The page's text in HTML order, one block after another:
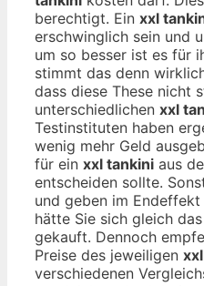
berechtigt. Ein xxl
erschwinglich sein und
um so besser ist es für
stimmt das denn
dass diese These nicht
unterschiedlichen xxl
Testinstituten haben
wenig mehr Geld
für ein xxl tankini aus
entscheiden sollte.
und geben im
hätte Sie sich gleich
gekauft. Dennoch
Preise des jeweiligen
verschiedenen